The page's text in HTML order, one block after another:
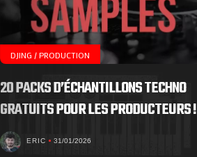
DJING / PRODUCTION
20 PACKS D’ÉCHANTILLONS TECHNO
GRATUITS POUR LES PRODUCTEURS !
ERIC 31/01/2026